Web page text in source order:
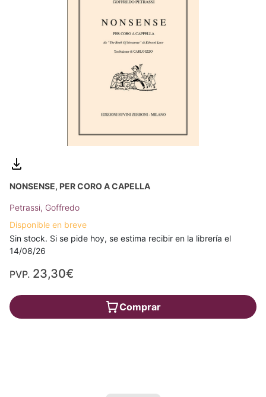
NONSENSE, PER CORO A CAPELLA
Petrassi, Goffredo
Disponible en breve
Sin stock. Si se pide hoy, se estima recibir en la librería el
14/08/26
PVP. 23,30€
Comprar